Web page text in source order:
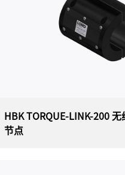
美国 HBK（原 Lord）
GNSS/AHRS 高性能 GNSS 导
装）一体化导航解决方案采用
GNSS 接收器，利用 GPS、
利略卫星星座。传感器测量经
补偿，并在数学上与正交坐标
HBK TORQUE-LINK-200
节点